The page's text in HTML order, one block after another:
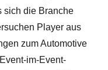
sich die Branche
Player aus
zum Automotive
im-Event-